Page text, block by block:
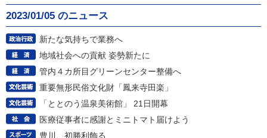
2023/01/05 のニュース
新たな気持ちで業務へ
地域社会への貢献 姿勢新たに
管内４カ所目グリーンセンター整備へ
重要無形民俗文化財「鳳来寺田楽」
「ととのう温泉美術館」 21日開幕
医療従事者に感謝とミニトマト届けよう
豊川、初勝利飾る